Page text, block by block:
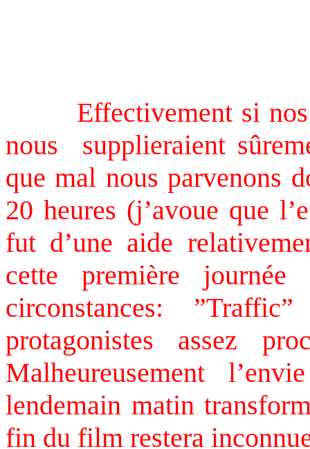
Effectivement si nos
nous supplieraient
que mal nous parvenons
20 heures (j’avoue que
fut d’une aide
cette première
circonstances:
protagonistes assez
Malheureusement
lendemain matin
fin du film restera